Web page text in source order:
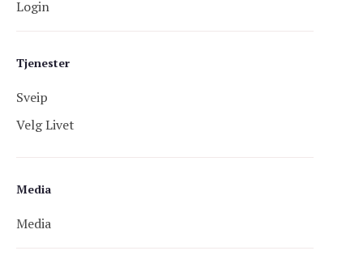
Tjenester
Sveip
Velg Livet
Media
Media
Login